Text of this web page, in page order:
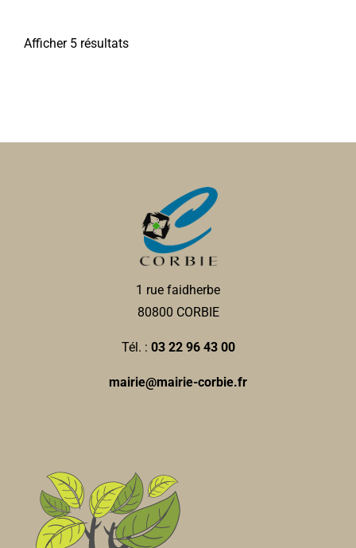
Afficher 5 résultats
1 rue faidherbe
80800 CORBIE
Tél. : 03 22 96 43 00
mairie@mairie-corbie.fr